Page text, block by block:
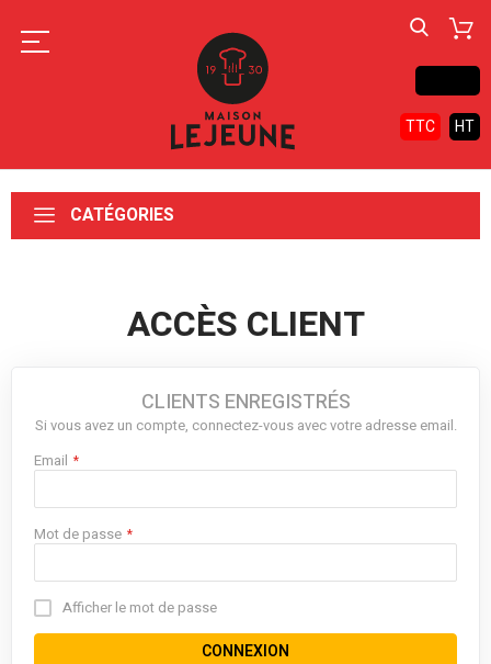
TTC HT
CATÉGORIES
ACCÈS CLIENT
CLIENTS ENREGISTRÉS
Si vous avez un compte, connectez-vous avec votre adresse email.
Email
Mot de passe
Afficher le mot de passe
CONNEXION